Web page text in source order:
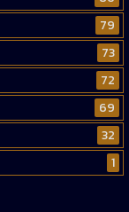
79
73
72
69
32
1